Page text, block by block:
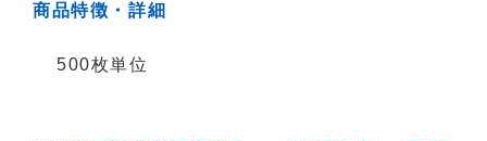
商品特徴・詳細
500枚単位